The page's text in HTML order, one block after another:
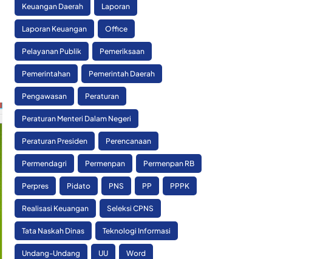
Keuangan Daerah Laporan
Laporan Keuangan Office
Pelayanan Publik Pemeriksaan
Pemerintahan Pemerintah Daerah
Pengawasan Peraturan
Peraturan Menteri Dalam Negeri
Peraturan Presiden Perencanaan
Permendagri Permenpan Permenpan RB
Perpres Pidato PNS PP PPPK
Realisasi Keuangan Seleksi CPNS
Tata Naskah Dinas Teknologi Informasi
Undang-Undang UU Word